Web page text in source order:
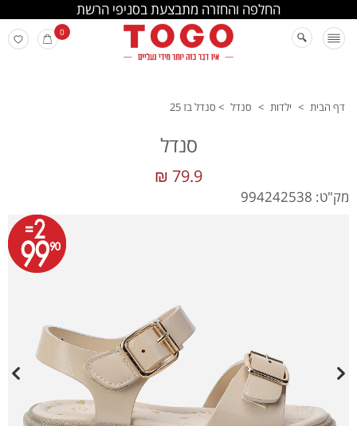
החלפה והחזרה מתבצעת בסניפי הרשת
0
דף הבית > ילדות > סנדל > סנדל בז 25
סנדל
79.9 ₪
מק"ט: 994242538